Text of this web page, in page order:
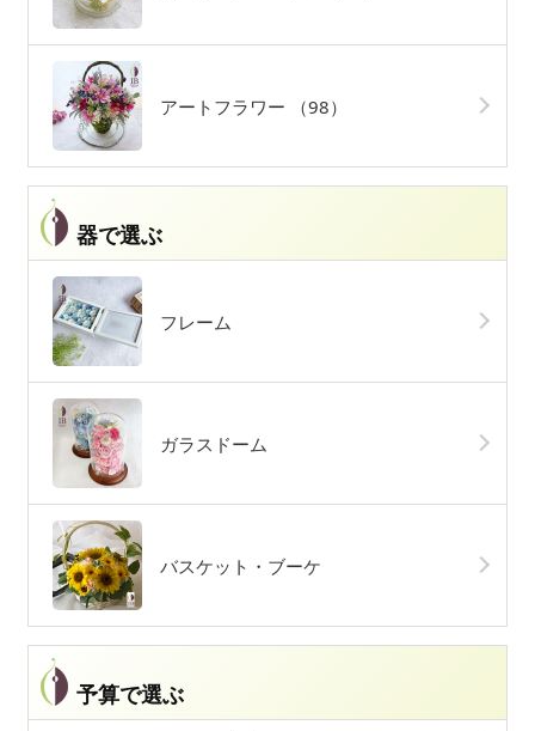
アートフラワー （98）
器で選ぶ
フレーム
ガラスドーム
バスケット・ブーケ
予算で選ぶ